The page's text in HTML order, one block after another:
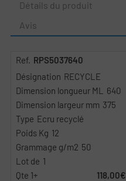
Détails du produit
Avis
RPS5037640
RECYCLE
640
375
Ecru recyclé
12
50
1
118,00€